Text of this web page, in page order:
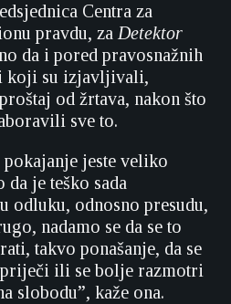
Centra za
pravdu, za Detektor
da i pored pravosnažnih
koji su izjavljivali,
od žrtava, nakon što
sve to.
jeste veliko
da je teško sada
odnosno presudu,
nadamo se da se to
takvo ponašanje, da se
ili se bolje razmotri
slobodu”, kaže ona.